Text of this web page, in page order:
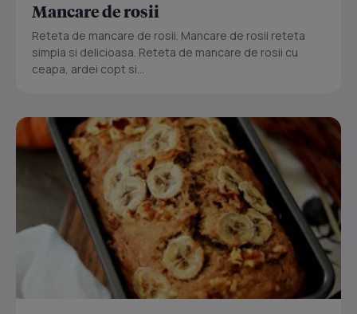
Mancare de rosii
Reteta de mancare de rosii. Mancare de rosii reteta
simpla si delicioasa. Reteta de mancare de rosii cu
ceapa, ardei copt si...